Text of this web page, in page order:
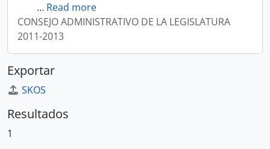
… Read more
CONSEJO ADMINISTRATIVO DE LA LEGISLATURA
2011-2013
Exportar
SKOS
Resultados
1